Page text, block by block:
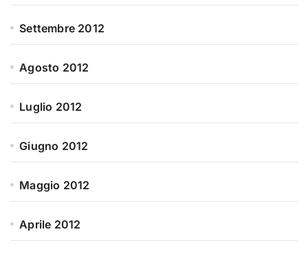
Settembre 2012
Agosto 2012
Luglio 2012
Giugno 2012
Maggio 2012
Aprile 2012